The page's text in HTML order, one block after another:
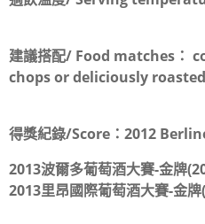
建議搭配/ Food matches：
chops or deliciously
得獎紀錄/Score： 2012
2013波爾多葡萄酒大賽-金牌
2013里昂國際葡萄酒大賽-金